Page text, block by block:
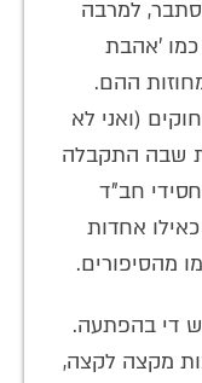
למרבה
כמו 'אהבת
ההם.
(ואני לא
שבה התקבלה
חב"ד
אחדות
מהסיפורים.
די בהפתעה.
מקצה לקצה,